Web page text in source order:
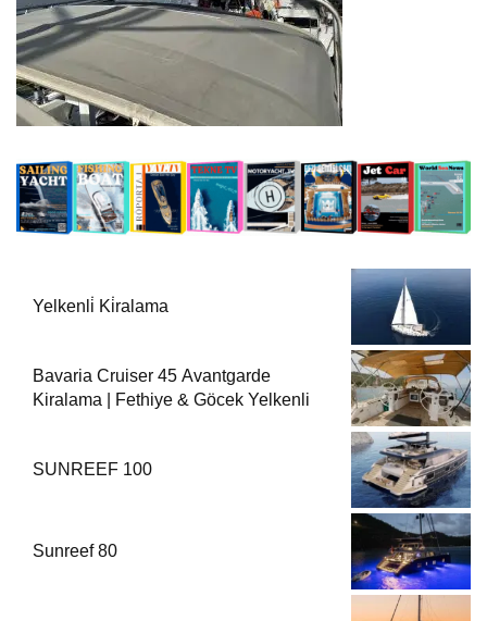
Yelkenli̇ Ki̇ralama
Bavaria Cruiser 45 Avantgarde
Kiralama | Fethiye & Göcek Yelkenli
SUNREEF 100
Sunreef 80